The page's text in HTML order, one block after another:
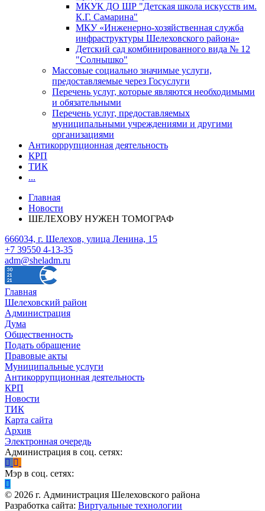
МКУК ДО ШР "Детская школа искусств им.
К.Г. Самарина"
МКУ «Инженерно-хозяйственная служба
инфраструктуры Шелеховского района»
Детский сад комбинированного вида № 12
"Солнышко"
Массовые социально значимые услуги,
предоставляемые через Госуслуги
Перечень услуг, которые являются необходимыми
и обязательными
Перечень услуг, предоставляемых
муниципальными учреждениями и другими
организациями
Антикоррупционная деятельность
КРП
ТИК
...
Главная
Новости
ШЕЛЕХОВУ НУЖЕН ТОМОГРАФ
666034, г. Шелехов, улица Ленина, 15
+7 39550 4-13-35
adm@sheladm.ru
Главная
Шелеховский район
Администрация
Дума
Общественность
Подать обращение
Правовые акты
Муниципальные услуги
Антикоррупционная деятельность
КРП
Новости
ТИК
Карта сайта
Архив
Электронная очередь
Администрация в соц. сетях:
Мэр в соц. сетях:
© 2026 г. Администрация Шелеховского района
Разработка сайта: Виртуальные технологии